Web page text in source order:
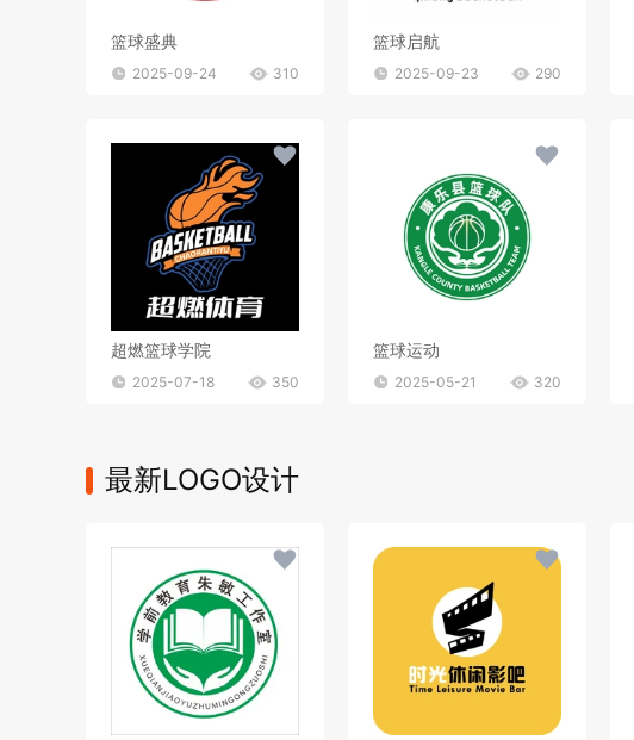
篮球盛典
2025-09-24 310
篮球启航
2025-09-23 290
超燃篮球学院
2025-07-18 350
篮球运动
2025-05-21 320
最新LOGO设计